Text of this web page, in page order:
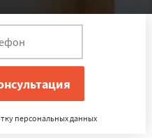
персональных данных